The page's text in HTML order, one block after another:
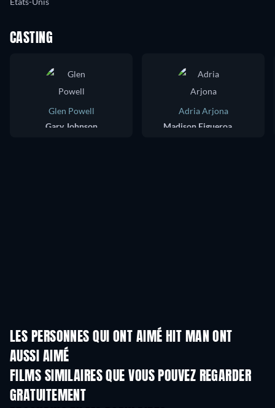
CASTING
Glen Powell
Gary Johnson
Adria Arjona
LES PERSONNES QUI ONT AIMÉ HIT MAN ONT
AUSSI AIMÉ
FILMS SIMILAIRES QUE VOUS POUVEZ REGARDER
GRATUITEMENT